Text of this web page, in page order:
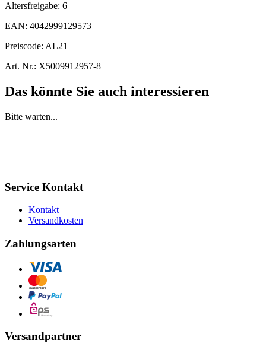
Altersfreigabe: 6
EAN: 4042999129573
Preiscode: AL21
Art. Nr.: X5009912957-8
Das könnte Sie auch interessieren
Bitte warten...
Service Kontakt
Kontakt
Versandkosten
Zahlungsarten
Versandpartner